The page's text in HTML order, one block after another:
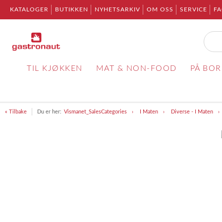
KATALOGER BUTIKKEN NYHETSARKIV OM OSS SERVICE
TIL KJØKKEN MAT & NON-FOOD PÅ
« Tilbake Du er her: Vismanet_SalesCategories I Maten Diverse - I Maten